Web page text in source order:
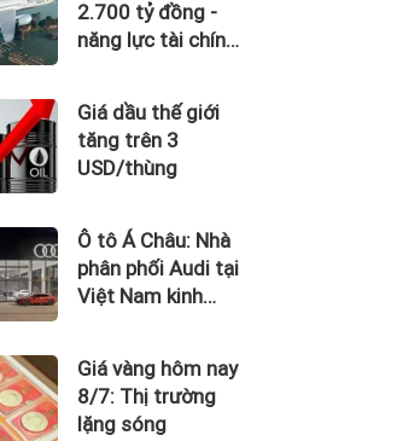
2.700 tỷ đồng -
năng lực tài chính
Airways nhìn từ
công nợ với ACV
Giá dầu thế giới
tăng trên 3
USD/thùng
Ô tô Á Châu: Nhà
phân phối Audi tại
Việt Nam kinh
Giá vàng hôm nay
8/7: Thị trường
lặng sóng